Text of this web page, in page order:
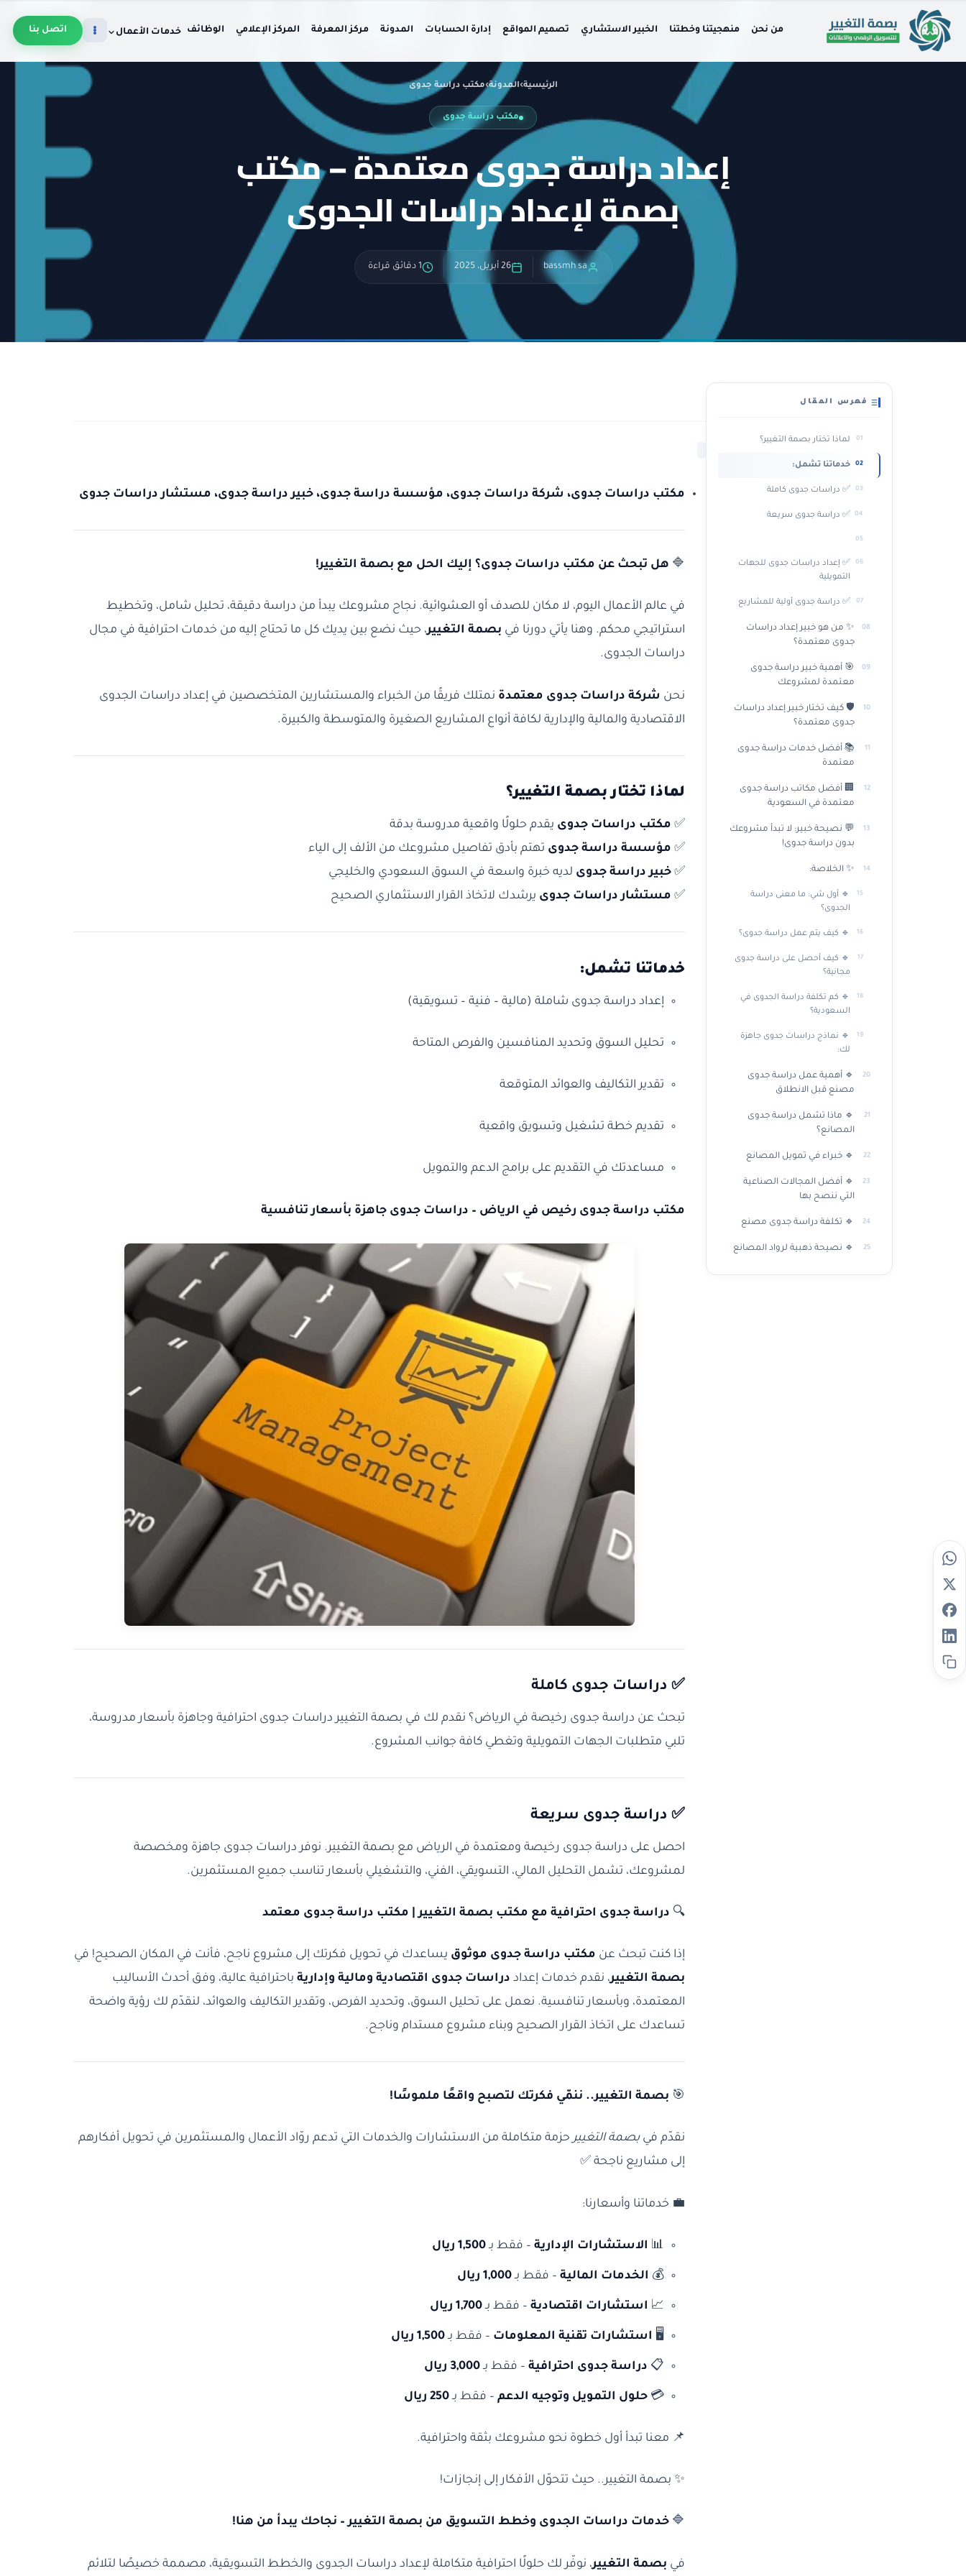
من نحن منهجيتنا وخطتنا الخبير الاستشاري تصميم المواقع إدارة الحسابات المدونة مركز المعرفة المركز الإعلامي الوظائف خدمات الأعمال اتصل بنا
الرئيسية›المدونة›مكتب دراسة جدوى
مكتب دراسة جدوى
إعداد دراسة جدوى معتمدة – مكتب
بصمة لإعداد دراسات الجدوى
bassmh sa 26 أبريل، 2025 1 دقائق قراءة
مكتب دراسات جدوى، شركة دراسات جدوى، مؤسسة دراسة جدوى، خبير دراسة جدوى، مستشار دراسات جدوى
🔷 هل تبحث عن مكتب دراسات جدوى؟ إليك الحل مع بصمة التغيير!
في عالم الأعمال اليوم، لا مكان للصدف أو العشوائية. نجاح مشروعك يبدأ من دراسة دقيقة، تحليل شامل، وتخطيط
استراتيجي محكم. وهنا يأتي دورنا في بصمة التغيير، حيث نضع بين يديك كل ما تحتاج إليه من خدمات احترافية في مجال
دراسات الجدوى.
نحن شركة دراسات جدوى معتمدة نمتلك فريقًا من الخبراء والمستشارين المتخصصين في إعداد دراسات الجدوى
الاقتصادية والمالية والإدارية لكافة أنواع المشاريع الصغيرة والمتوسطة والكبيرة.
لماذا تختار بصمة التغيير؟
✅ مكتب دراسات جدوى يقدم حلولًا واقعية مدروسة بدقة
✅ مؤسسة دراسة جدوى تهتم بأدق تفاصيل مشروعك من الألف إلى الياء
✅ خبير دراسة جدوى لديه خبرة واسعة في السوق السعودي والخليجي
✅ مستشار دراسات جدوى يرشدك لاتخاذ القرار الاستثماري الصحيح
خدماتنا تشمل:
إعداد دراسة جدوى شاملة (مالية – فنية – تسويقية)
تحليل السوق وتحديد المنافسين والفرص المتاحة
تقدير التكاليف والعوائد المتوقعة
تقديم خطة تشغيل وتسويق واقعية
مساعدتك في التقديم على برامج الدعم والتمويل
مكتب دراسة جدوى رخيص في الرياض – دراسات جدوى جاهزة بأسعار تنافسية
✅ دراسات جدوى كاملة
تبحث عن دراسة جدوى رخيصة في الرياض؟ نقدم لك في بصمة التغيير دراسات جدوى احترافية وجاهزة بأسعار مدروسة،
تلبي متطلبات الجهات التمويلية وتغطي كافة جوانب المشروع.
✅ دراسة جدوى سريعة
احصل على دراسة جدوى رخيصة ومعتمدة في الرياض مع بصمة التغيير. نوفر دراسات جدوى جاهزة ومخصصة
لمشروعك، تشمل التحليل المالي، التسويقي، الفني، والتشغيلي بأسعار تناسب جميع المستثمرين.
🔍 دراسة جدوى احترافية مع مكتب بصمة التغيير | مكتب دراسة جدوى معتمد
إذا كنت تبحث عن مكتب دراسة جدوى موثوق يساعدك في تحويل فكرتك إلى مشروع ناجح، فأنت في المكان الصحيح! في
بصمة التغيير، نقدم خدمات إعداد دراسات جدوى اقتصادية ومالية وإداريةباحترافية عالية، وفق أحدث الأساليب
المعتمدة، وبأسعار تنافسية. نعمل على تحليل السوق، وتحديد الفرص، وتقدير التكاليف والعوائد، لنقدّم لك رؤية واضحة
تساعدك على اتخاذ القرار الصحيح وبناء مشروع مستدام وناجح.
🎯 بصمة التغيير.. ننمّي فكرتك لتصبح واقعًا ملموسًا!
نقدّم فيبصمة التغيير حزمة متكاملة من الاستشارات والخدمات التي تدعم روّاد الأعمال والمستثمرين في تحويل أفكارهم
إلى مشاريع ناجحة ✅
💼 خدماتنا وأسعارنا:
📊 الاستشارات الإدارية– فقط بـ1,500 ريال
💰 الخدمات المالية– فقط بـ1,000 ريال
📈 استشارات اقتصادية– فقط بـ1,700 ريال
🖥️ استشارات تقنية المعلومات – فقط بـ1,500 ريال
📋 دراسة جدوى احترافية– فقط بـ3,000 ريال
💳 حلول التمويل وتوجيه الدعم– فقط بـ250 ريال
📌 معنا تبدأ أول خطوة نحو مشروعك بثقة واحترافية.
✨ بصمة التغيير.. حيث تتحوّل الأفكار إلى إنجازات!
🔷 خدمات دراسات الجدوى وخطط التسويق من بصمة التغيير – نجاحك يبدأ من هنا!
في بصمة التغيير، نوفّر لك حلولًا احترافية متكاملة لإعداد دراسات الجدوى والخطط التسويقية، مصممة خصيصًا لتلائم
فهرس المقال
لماذا تختار بصمة التغيير؟
خدماتنا تشمل:
✅ دراسات جدوى كاملة
✅ دراسة جدوى سريعة
✅ إعداد دراسات جدوى للجهات
التمويلية
✅ دراسة جدوى أولية للمشاريع
✨ من هو خبير إعداد دراسات
جدوى معتمدة؟
🎯 أهمية خبير دراسة جدوى
معتمدة لمشروعك
🛡️ كيف تختار خبير إعداد دراسات
جدوى معتمدة؟
📚 أفضل خدمات دراسة جدوى
معتمدة
🏢 أفضل مكاتب دراسة جدوى
معتمدة في السعودية
💬 نصيحة خبير: لا تبدأ مشروعك
بدون دراسة جدوى!
✨ الخلاصة:
🔹 أول شي: ما معنى دراسة
الجدوى؟
🔹 كيف يتم عمل دراسة جدوى؟
🔹 كيف أحصل على دراسة جدوى
مجانية؟
🔹 كم تكلفة دراسة الجدوى في
السعودية؟
🔹 نماذج دراسات جدوى جاهزة
لك:
🔹 أهمية عمل دراسة جدوى
مصنع قبل الانطلاق
🔹 ماذا تشمل دراسة جدوى
المصانع؟
🔹 خبراء في تمويل المصانع
🔹 أفضل المجالات الصناعية
التي ننصح بها
🔹 تكلفة دراسة جدوى مصنع
🔹 نصيحة ذهبية لرواد المصانع